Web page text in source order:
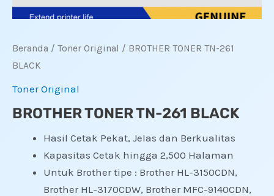
Beranda / Toner Original / BROTHER TONER TN-261
BLACK
Toner Original
BROTHER TONER TN-261 BLACK
Hasil Cetak Pekat, Jelas dan Berkualitas
Kapasitas Cetak hingga 2,500 Halaman
Untuk Brother tipe : Brother HL-3150CDN,
Brother HL-3170CDW, Brother MFC-9140CDN,